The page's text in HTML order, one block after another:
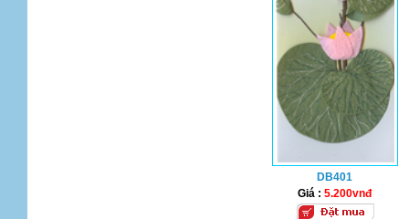
DB401
Giá :5.200vnđ